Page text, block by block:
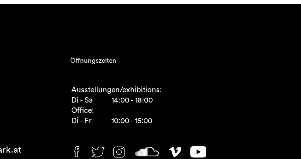
Öffnungszeiten
Ausstellungen/exhibitions:
Di - Sa
14:00 - 18:00
Office:
Di - Fr
10:00 - 15:00